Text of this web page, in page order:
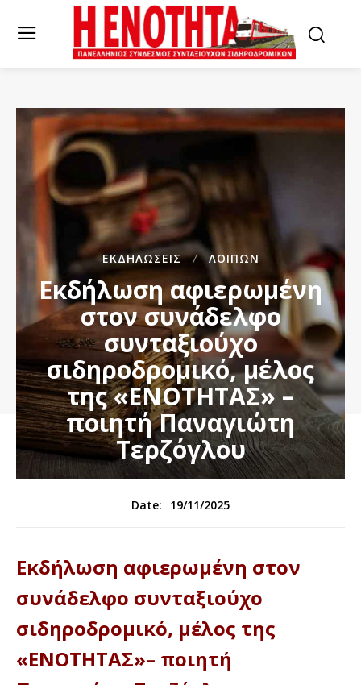
ΕΚΔΗΛΏΣΕΙΣ ΛΟΙΠΏΝ
Εκδήλωση αφιερωμένη
στον συνάδελφο
συνταξιούχο
σιδηροδρομικό, μέλος
της «ΕΝΟΤΗΤΑΣ» –
ποιητή Παναγιώτη
Τερζόγλου
Date: 19/11/2025
Εκδήλωση αφιερωμένη στον
συνάδελφο συνταξιούχο
σιδηροδρομικό, μέλος της
«ΕΝΟΤΗΤΑΣ»– ποιητή